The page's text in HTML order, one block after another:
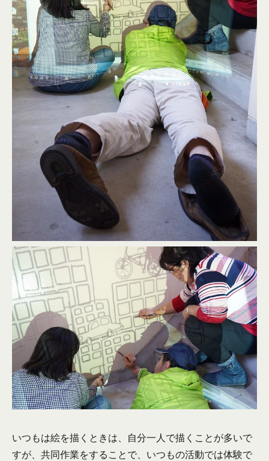
いつもは絵を描くときは、自分一人で描くことが多いで
すが、共同作業をすることで、いつもの活動では体験で